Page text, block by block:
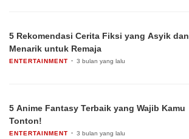
5 Rekomendasi Cerita Fiksi yang Asyik dan
Menarik untuk Remaja
ENTERTAINMENT 3 bulan yang lalu
5 Anime Fantasy Terbaik yang Wajib Kamu
Tonton!
ENTERTAINMENT 3 bulan yang lalu